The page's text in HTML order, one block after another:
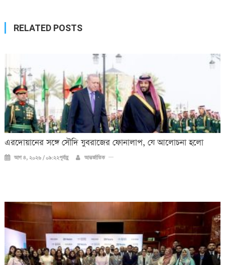
RELATED POSTS
এরদোয়ানের সঙ্গে সৌদি যুবরাজের ফোনালাপ, যে আলোচনা হলো
আগ ৪, ২০২৬ / ০৯:২২পূর্বাহ্ণ আন্তর্জাতিক